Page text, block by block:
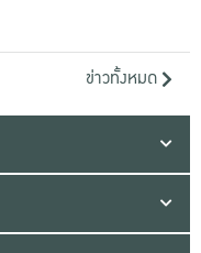
ข่าวทั้งหมด